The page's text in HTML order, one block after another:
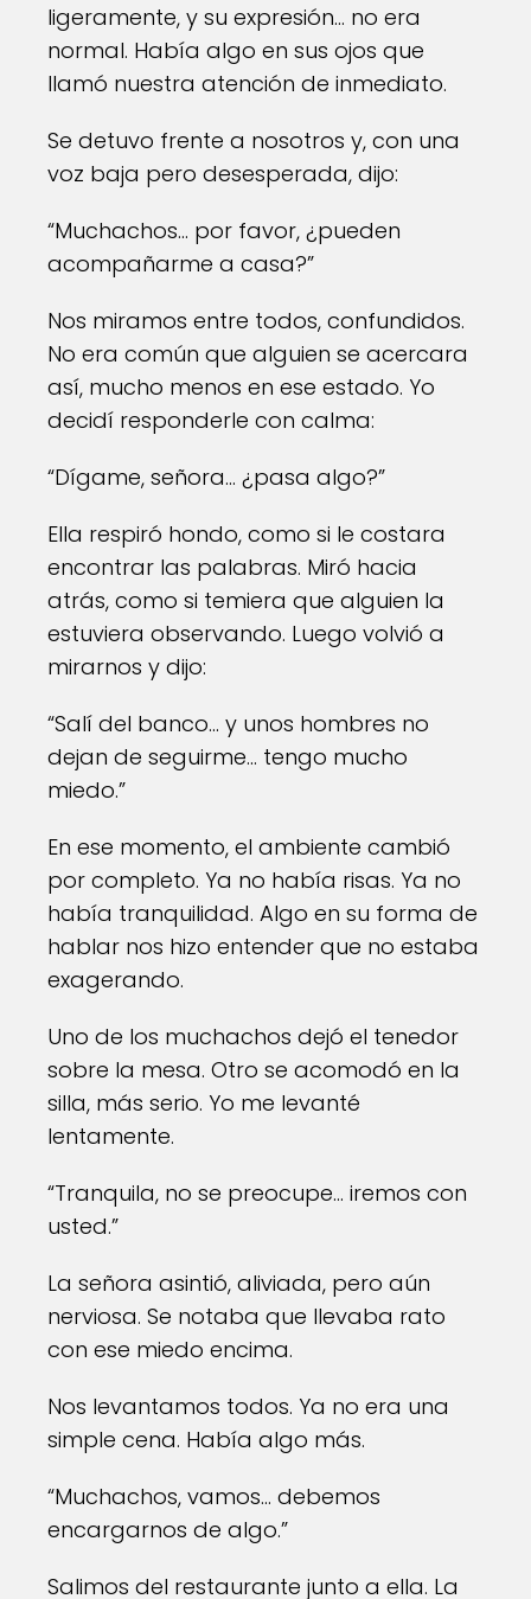
ligeramente, y su expresión… no era
normal. Había algo en sus ojos que
llamó nuestra atención de inmediato.
Se detuvo frente a nosotros y, con una
voz baja pero desesperada, dijo:
“Muchachos… por favor, ¿pueden
acompañarme a casa?”
Nos miramos entre todos, confundidos.
No era común que alguien se acercara
así, mucho menos en ese estado. Yo
decidí responderle con calma:
“Dígame, señora… ¿pasa algo?”
Ella respiró hondo, como si le costara
encontrar las palabras. Miró hacia
atrás, como si temiera que alguien la
estuviera observando. Luego volvió a
mirarnos y dijo:
“Salí del banco… y unos hombres no
dejan de seguirme… tengo mucho
miedo.”
En ese momento, el ambiente cambió
por completo. Ya no había risas. Ya no
había tranquilidad. Algo en su forma de
hablar nos hizo entender que no estaba
exagerando.
Uno de los muchachos dejó el tenedor
sobre la mesa. Otro se acomodó en la
silla, más serio. Yo me levanté
lentamente.
“Tranquila, no se preocupe… iremos con
usted.”
La señora asintió, aliviada, pero aún
nerviosa. Se notaba que llevaba rato
con ese miedo encima.
Nos levantamos todos. Ya no era una
simple cena. Había algo más.
“Muchachos, vamos… debemos
encargarnos de algo.”
Salimos del restaurante junto a ella. La